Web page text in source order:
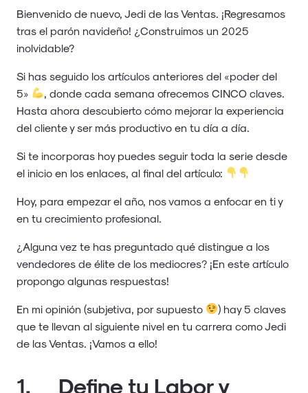
Bienvenido de nuevo, Jedi de las Ventas. ¡Regresamos
tras el parón navideño! ¿Construimos un 2025
inolvidable?
Si has seguido los artículos anteriores del «poder del
5»
, donde cada semana ofrecemos CINCO claves.
Hasta ahora descubierto cómo mejorar la experiencia
del cliente y ser más productivo en tu día a día.
Si te incorporas hoy puedes seguir toda la serie desde
el inicio en los enlaces, al final del artículo:
Hoy, para empezar el año, nos vamos a enfocar en ti y
en tu crecimiento profesional.
¿Alguna vez te has preguntado qué distingue a los
vendedores de élite de los mediocres? ¡En este artículo
propongo algunas respuestas!
En mi opinión (subjetiva, por supuesto
) hay 5 claves
que te llevan al siguiente nivel en tu carrera como Jedi
de las Ventas. ¡Vamos a ello!
1. Define tu Labor y